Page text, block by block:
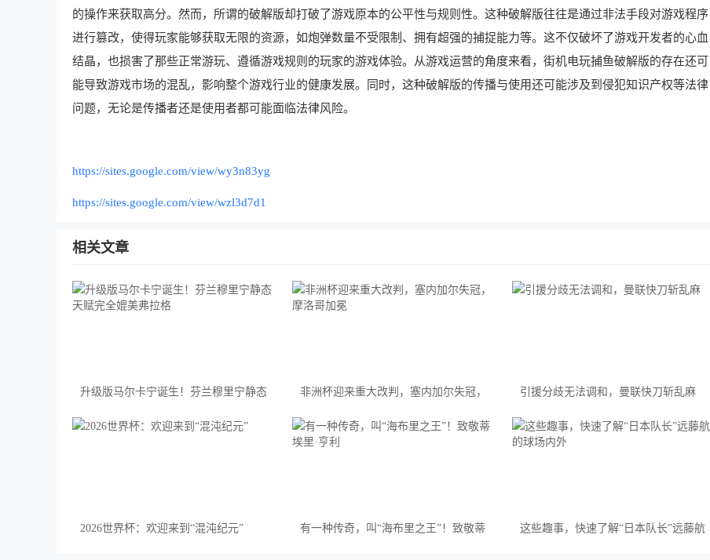
的操作来获取高分。然而，所谓的破解版却打破了游戏原本的公平性与规则性。这种破解版往往是通过非法手段对游戏程序
进行篡改，使得玩家能够获取无限的资源，如炮弹数量不受限制、拥有超强的捕捉能力等。这不仅破坏了游戏开发者的心血
结晶，也损害了那些正常游玩、遵循游戏规则的玩家的游戏体验。从游戏运营的角度来看，街机电玩捕鱼破解版的存在还可
能导致游戏市场的混乱，影响整个游戏行业的健康发展。同时，这种破解版的传播与使用还可能涉及到侵犯知识产权等法律
问题，无论是传播者还是使用者都可能面临法律风险。
https://sites.google.com/view/wy3n83yg
https://sites.google.com/view/wzl3d7d1
相关文章
升级版马尔卡宁诞生！芬兰穆里宁静态
非洲杯迎来重大改判，塞内加尔失冠，
引援分歧无法调和，曼联快刀斩乱麻
2026世界杯：欢迎来到“混沌纪元”
有一种传奇，叫“海布里之王”！致敬蒂
这些趣事，快速了解“日本队长”远藤航